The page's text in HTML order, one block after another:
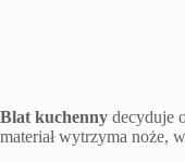
Blat kuchenny decyduje
materiał wytrzyma noże,